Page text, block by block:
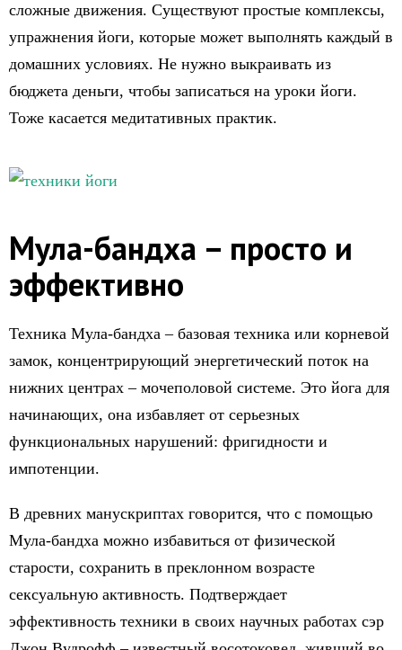
сложные движения. Существуют простые комплексы,
упражнения йоги, которые может выполнять каждый в
домашних условиях. Не нужно выкраивать из
бюджета деньги, чтобы записаться на уроки йоги.
Тоже касается медитативных практик.
Мула-бандха – просто и
эффективно
Техника Мула-бандха – базовая техника или корневой
замок, концентрирующий энергетический поток на
нижних центрах – мочеполовой системе. Это йога для
начинающих, она избавляет от серьезных
функциональных нарушений: фригидности и
импотенции.
В древних манускриптах говорится, что с помощью
Мула-бандха можно избавиться от физической
старости, сохранить в преклонном возрасте
сексуальную активность. Подтверждает
эффективность техники в своих научных работах сэр